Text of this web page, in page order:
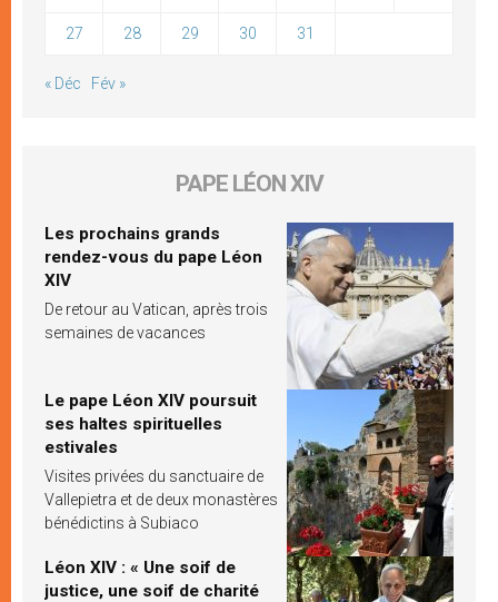
27 28 29 30 31
« Déc Fév »
PAPE LÉON XIV
Les prochains grands
rendez-vous du pape Léon
XIV
De retour au Vatican, après trois
semaines de vacances
Le pape Léon XIV poursuit
ses haltes spirituelles
estivales
Visites privées du sanctuaire de
Vallepietra et de deux monastères
bénédictins à Subiaco
Léon XIV : « Une soif de
justice, une soif de charité